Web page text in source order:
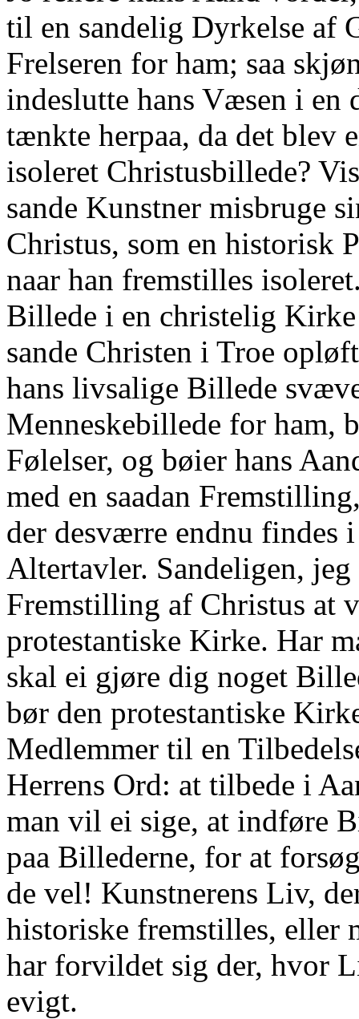
til en sandelig Dyrkelse af
Frelseren for ham; saa
indeslutte hans Væsen i
tænkte herpaa, da det blev
isoleret Christusbillede?
sande Kunstner misbruge
Christus, som en historisk
naar han fremstilles
Billede i en christelig
sande Christen i Troe
hans livsalige Billede
Menneskebillede for ham,
Følelser, og bøier hans
med en saadan
der desværre endnu findes
Altertavler. Sandeligen, jeg
Fremstilling af Christus at
protestantiske Kirke. Har
skal ei gjøre dig noget
bør den protestantiske
Medlemmer til en
Herrens Ord: at tilbede i
man vil ei sige, at indføre
paa Billederne, for at
de vel! Kunstnerens Liv,
historiske fremstilles, eller
har forvildet sig der, hvor
evigt.